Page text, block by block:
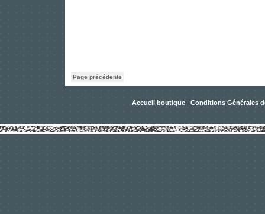
Page précédente
Accueil boutique | Conditions Générales